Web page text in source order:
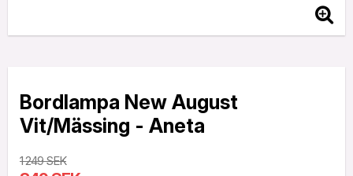
Bordlampa New August
Vit/Mässing - Aneta
1 249 SEK